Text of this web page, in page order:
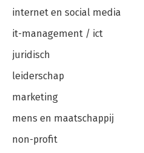
internet en social media
it-management / ict
juridisch
leiderschap
marketing
mens en maatschappij
non-profit